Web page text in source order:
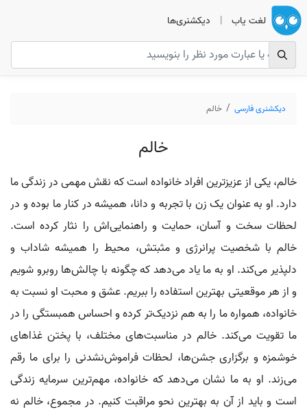
لغت یاب | دیکشنری‌ها
دیکشنری فارسی خالم
خالم
خالم، یکی از عزیزترین افراد خانواده است که نقش مهمی در زندگی ما
دارد. او به عنوان یک زن با تجربه و دانا، همیشه در کنار ما بوده و در
لحظات سخت و آسان، حمایت و راهنمایی‌اش را نثار کرده است.
خالم با شخصیت پرانرژی و مثبتش، محیط را همیشه شاداب و
دلپذیر می‌کند. او به ما یاد می‌دهد که چگونه با چالش‌ها روبرو شویم
و از هر موقعیتی بهترین استفاده را ببریم. عشق و محبت او نسبت به
خانواده، همواره ما را به هم نزدیک‌تر کرده و احساس همبستگی را در
ما تقویت می‌کند. خالم در مناسبت‌های مختلف، با پختن غذاهای
خوشمزه و برگزاری جشن‌ها، لحظات فراموش‌نشدنی را برای ما رقم
می‌زند. او به ما نشان می‌دهد که خانواده، مهم‌ترین سرمایه‌ زندگی
است و باید از آن به بهترین نحو مراقبت کنیم. در مجموع، خالم نه